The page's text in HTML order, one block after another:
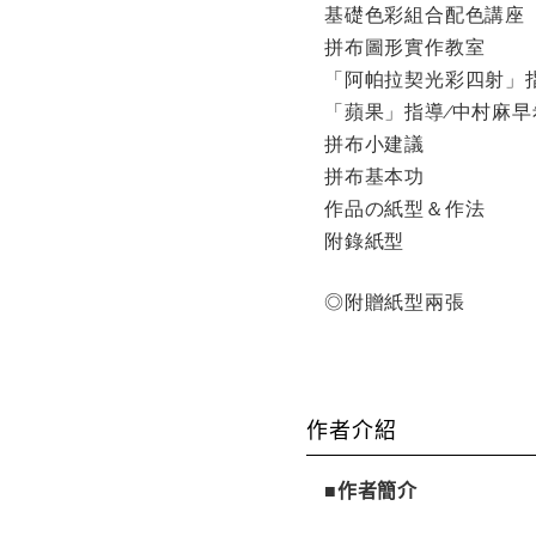
基礎色彩組合配色講座
拼布圖形實作教室
「阿帕拉契光彩四射」
「蘋果」指導∕中村麻
拼布小建議
拼布基本功
作品の紙型＆作法
附錄紙型
◎附贈紙型兩張
作者介紹
■作者簡介